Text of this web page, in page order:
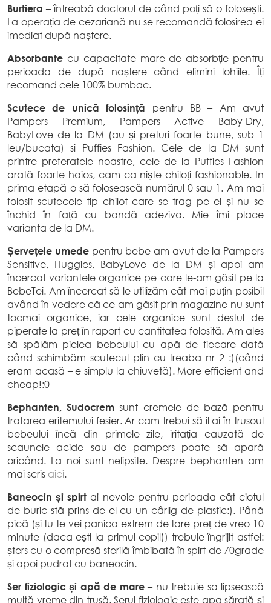
Burtiera – întreabă doctorul de când poți să o folosești.
La operația de cezariană nu se recomandă folosirea ei
imediat după naștere.
Absorbante cu capacitate mare de absorbție pentru
perioada de după naștere când elimini lohiile. Îți
recomand cele 100% bumbac.
Scutece de unică folosință pentru BB – Am avut
Pampers Premium, Pampers Active Baby-Dry,
BabyLove de la DM (au și preturi foarte bune, sub 1
leu/bucata) si Puffies Fashion. Cele de la DM sunt
printre preferatele noastre, cele de la Puffies Fashion
arată foarte haios, cam ca niște chiloți fashionable. In
prima etapă o să folosească numărul 0 sau 1. Am mai
folosit scutecele tip chilot care se trag pe el și nu se
închid în față cu bandă adeziva. Mie îmi place
varianta de la DM.
Șervețele umedepentru bebe am avut de la Pampers
Sensitive, Huggies, BabyLove de la DM și apoi am
încercat variantele organice pe care le-am găsit pe la
BebeTei. Am încercat să le utilizăm cât mai puțin posibil
având în vedere că ce am găsit prin magazine nu sunt
tocmai organice, iar cele organice sunt destul de
piperate la preț în raport cu cantitatea folosită. Am ales
să spălăm pielea bebeului cu apă de fiecare dată
când schimbăm scutecul plin cu treaba nr 2 :)(când
eram acasă – e simplu la chiuvetă). More efficient and
cheap!:0
Bephanten, Sudocrem sunt cremele de bază pentru
tratarea eritemului fesier. Ar cam trebui să il ai în trusoul
bebeului încă din primele zile, iritația cauzată de
scaunele acide sau de pampers poate să apară
oricând. La noi sunt nelipsite. Despre bephanten am
mai scris aici.
Baneocin și spirt ai nevoie pentru perioada cât ciotul
de buric stă prins de el cu un cârlig de plastic:). Până
pică (și tu te vei panica extrem de tare preț de vreo 10
minute (daca ești la primul copil)) trebuie îngrijit astfel:
șters cu o compresă sterilă îmbibată în spirt de 70grade
și apoi pudrat cu baneocin.
Ser fiziologic și apă de mare– nu trebuie sa lipsească
multă vreme din trusă. Serul fiziologic este apa sărată și